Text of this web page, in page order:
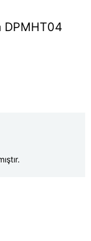
DPMHT04